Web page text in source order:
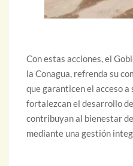
Con estas acciones, el
la Conagua, refrenda su
que garanticen el acceso
fortalezcan el desarrollo
contribuyan al bienestar
mediante una gestión